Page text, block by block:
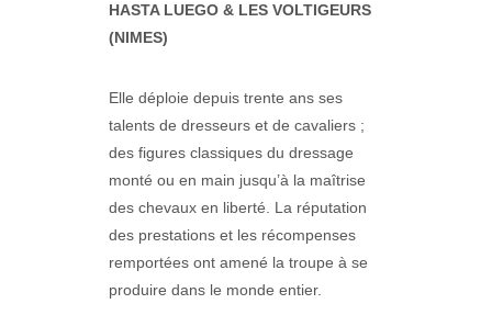
HASTA LUEGO & LES VOLTIGEURS
(NIMES)
Elle déploie depuis trente ans ses
talents de dresseurs et de cavaliers ;
des figures classiques du dressage
monté ou en main jusqu’à la maîtrise
des chevaux en liberté. La réputation
des prestations et les récompenses
remportées ont amené la troupe à se
produire dans le monde entier.